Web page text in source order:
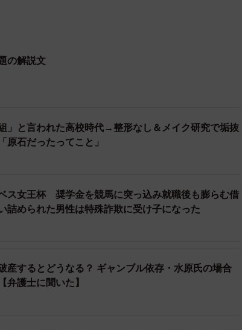
の解説文
」と言われた高校時代→整形なし＆メイク研究で垢抜
原石だったってこと」
ス女王杯 奨学金を競馬に突っ込み就職後も膨らむ借
められた男性は特殊詐欺に受け子になった
産するとどうなる？ ギャンブル依存・水原氏の場合
弁護士に聞いた】